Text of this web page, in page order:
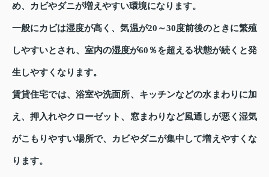
め、カビやダニが増えやすい環境になります。
一般にカビは湿度が高く、気温が20～30度前後のときに繁殖
しやすいとされ、室内の湿度が60％を超える状態が続くと発
生しやすくなります。
賃貸住宅では、浴室や洗面所、キッチンなどの水まわりに加
え、押入れやクローゼット、窓まわりなど風通しが悪く湿気
がこもりやすい場所で、カビやダニが集中して増えやすくな
ります。